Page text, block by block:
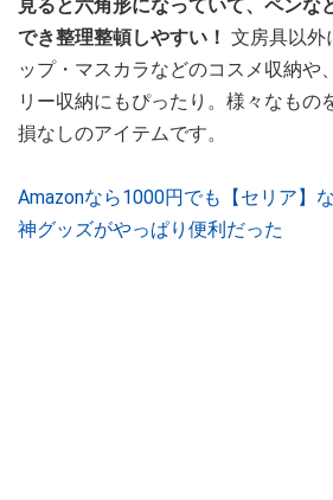
見ると六角形になっていて、ペンな
でき整理整頓しやすい！ 文房具以外
ップ・マスカラなどのコスメ収納や
リー収納にもぴったり。様々なもの
損なしのアイテムです。
Amazonなら1000円でも【セリア】
神グッズがやっぱり便利だった